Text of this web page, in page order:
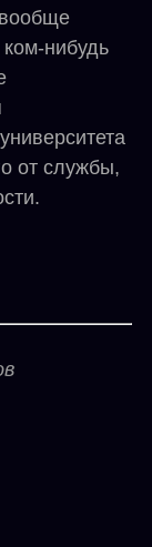
нибудь
от службы,